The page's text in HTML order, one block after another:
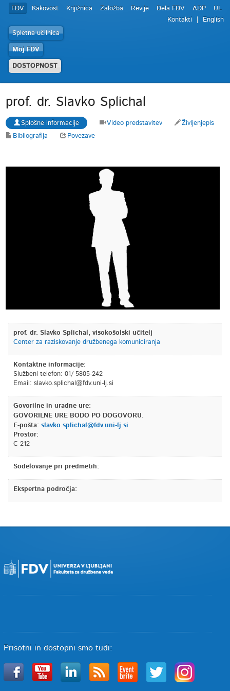
FDV Kakovost Knjižnica Založba Revije Dela FDV ADP
UL
Kontakti
English
Spletna učilnica
Moj FDV
DOSTOPNOST
prof. dr. Slavko Splichal
Splošne informacije Video predstavitev
Življenjepis
Bibliografija
Povezave
prof. dr. Slavko Splichal, visokošolski učitelj
Center za raziskovanje družbenega komuniciranja
Kontaktne informacije:
Službeni telefon: 01/ 5805-242
Email: is.jl-inu.vdf@lahcilps.okvals
Govorilne in uradne ure:
GOVORILNE URE BODO PO DOGOVORU.
E-pošta: slavko.splichal@fdv.uni-lj.si
Prostor:
C 212
Sodelovanje pri predmetih:
Ekspertna področja:
Prisotni in dostopni smo tudi: